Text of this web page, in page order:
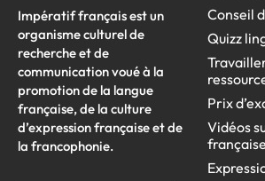
Impératif français est un
organisme culturel de
recherche et de
communication voué à la
promotion de la langue
française, de la culture
d’expression française et de
la francophonie.
Conseil
Quizz
Prix
Vidéos
française